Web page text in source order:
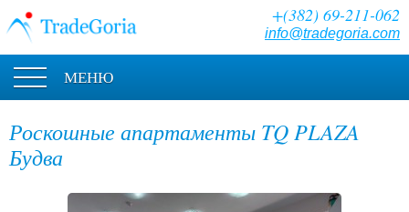
+(382) 69-211-062
info@tradegoria.com
МЕНЮ
Роскошные апартаменты TQ PLAZA
Будва